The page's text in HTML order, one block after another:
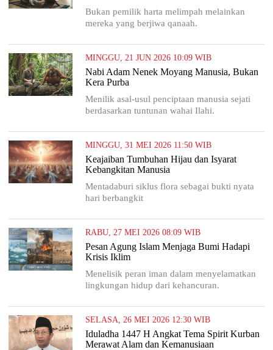
Bukan pemilik harta melimpah melainkan
mereka yang berjiwa qanaah.
MINGGU, 21 JUN 2026 10:09 WIB
Nabi Adam Nenek Moyang Manusia, Bukan
Kera Purba
Menilik asal-usul penciptaan manusia sejati
berdasarkan tuntunan wahai Ilahi.
MINGGU, 31 MEI 2026 11:50 WIB
Keajaiban Tumbuhan Hijau dan Isyarat
Kebangkitan Manusia
Mentadaburi siklus flora sebagai bukti nyata
hari berbangkit
RABU, 27 MEI 2026 08:09 WIB
Pesan Agung Islam Menjaga Bumi Hadapi
Krisis Iklim
Menelisik peran iman dalam menyelamatkan
lingkungan hidup dari kehancuran.
SELASA, 26 MEI 2026 12:30 WIB
Iduladha 1447 H Angkat Tema Spirit Kurban
Merawat Alam dan Kemanusiaan